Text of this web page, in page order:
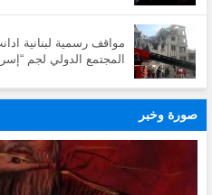
مواقف رسمية لبنانية
المجتمع الدولي لجم
صورة وخبر